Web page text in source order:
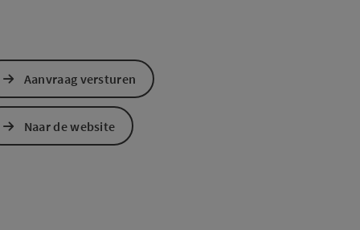
Aanvraag versturen
Naar de website